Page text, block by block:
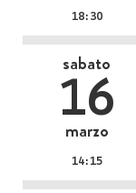
18:30
sabato
16
marzo
14:15